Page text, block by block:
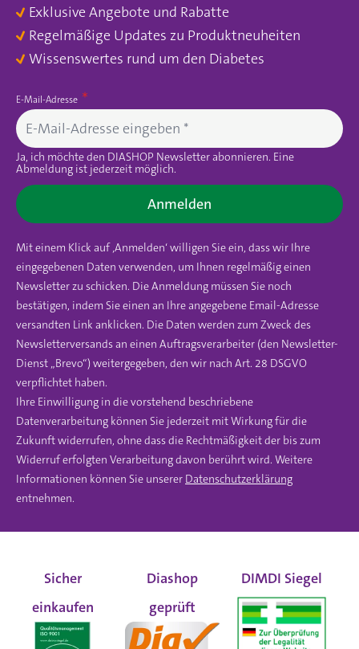
Exklusive Angebote und Rabatte
Regelmäßige Updates zu Produktneuheiten
Wissenswertes rund um den Diabetes
E-Mail-Adresse
Ja, ich möchte den DIASHOP Newsletter abonnieren. Eine
Abmeldung ist jederzeit möglich.
Anmelden
Mit einem Klick auf ‚Anmelden‘ willigen Sie ein, dass wir Ihre
eingegebenen Daten verwenden, um Ihnen regelmäßig einen
Newsletter zu schicken. Die Anmeldung müssen Sie noch
bestätigen, indem Sie einen an Ihre angegebene Email-Adresse
versandten Link anklicken. Die Daten werden zum Zweck des
Newsletterversands an einen Auftragsverarbeiter (den Newsletter-
Dienst „Brevo“) weitergegeben, den wir nach Art. 28 DSGVO
verpflichtet haben.
Ihre Einwilligung in die vorstehend beschriebene
Datenverarbeitung können Sie jederzeit mit Wirkung für die
Zukunft widerrufen, ohne dass die Rechtmäßigkeit der bis zum
Widerruf erfolgten Verarbeitung davon berührt wird. Weitere
Informationen können Sie unserer Datenschutzerklärung
entnehmen.
Sicher
einkaufen
Diashop
geprüft
DIMDI Siegel